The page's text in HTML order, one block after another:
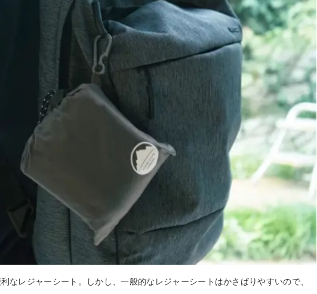
なレジャーシート。しかし、一般的なレジャーシートはかさばりやすいので、